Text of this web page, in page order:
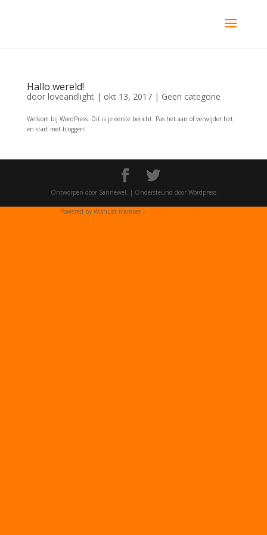
Hallo wereld!
door loveandlight| okt 13, 2017| Geen categorie
Welkom bij WordPress. Dit is je eerste bericht. Pas het aan of verwijder het
en start met bloggen!
Ontworpen door Sannewel. | Ondersteund door Wordpress
Powered by WishList Member -